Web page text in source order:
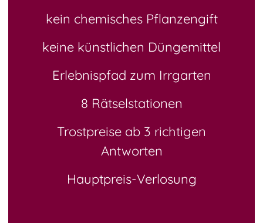
kein chemisches Pflanzengift
keine künstlichen Düngemittel
Erlebnispfad zum Irrgarten
8 Rätselstationen
Trostpreise ab 3 richtigen
Antworten
Hauptpreis-Verlosung